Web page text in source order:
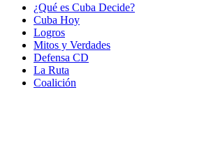
¿Qué es Cuba Decide?
Cuba Hoy
Logros
Mitos y Verdades
Defensa CD
La Ruta
Coalición